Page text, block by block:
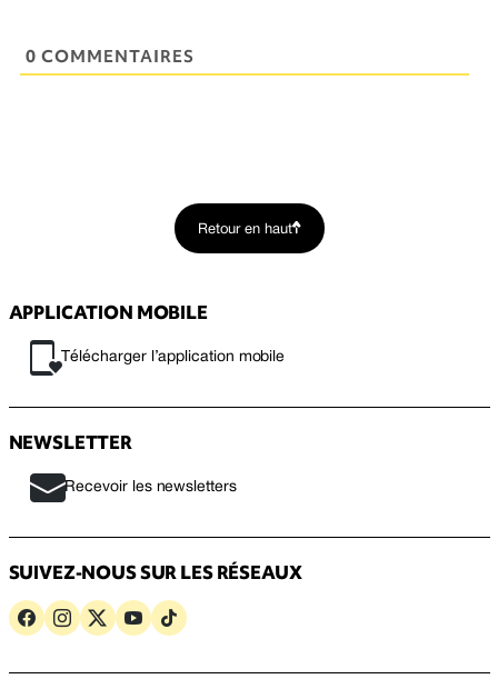
0 COMMENTAIRES
Retour en haut
APPLICATION MOBILE
Télécharger l’application mobile
NEWSLETTER
Recevoir les newsletters
SUIVEZ-NOUS SUR LES RÉSEAUX